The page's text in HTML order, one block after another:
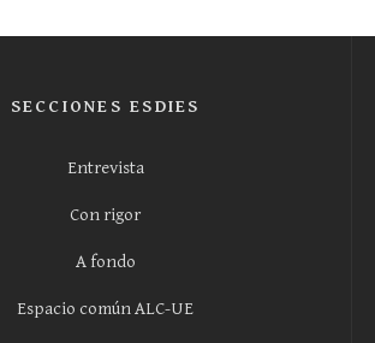
SECCIONES ESDIES
Entrevista
Con rigor
A fondo
Espacio común ALC-UE